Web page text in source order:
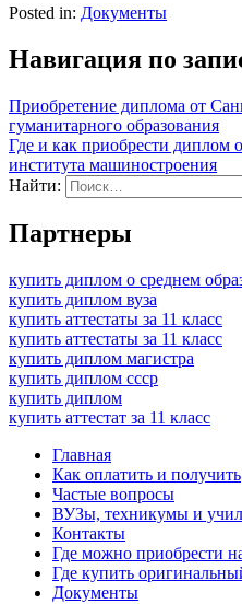
Posted in: Документы
Навигация по
Приобретение диплома от
гуманитарного образования
Где и как приобрести диплом
института машиностроения
Найти:
Партнеры
купить диплом о среднем
купить диплом вуза
купить аттестаты за 11 класс
купить аттестаты за 11 класс
купить диплом магистра
купить диплом ссср
купить диплом
купить аттестат за 11 класс
Главная
Как оплатить и получить
Частые вопросы
ВУЗы, техникумы и
Контакты
Где можно приобрести
Где купить
Документы